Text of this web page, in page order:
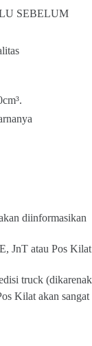
SEBELUM
diinformasikan
JnT atau Pos Kilat
truck (dikarenak
Kilat akan sangat